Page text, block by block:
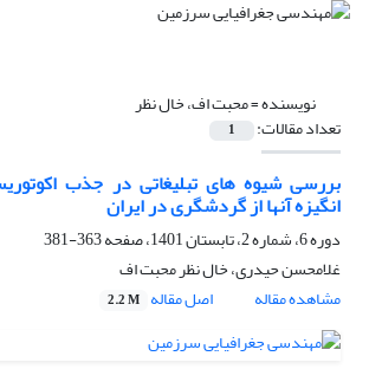
نویسنده =محبت اف، خال نظر
تعداد مقالات: 1
بررسی شیوه های تبلیغاتی در جذب
انگیزه آنها از گردشگری در ایران
دوره 6، شماره 2، تابستان 1401، صفحه
363-381
غلامحسن حیدری، خال نظر محبت اف
مشاهده مقاله
اصل مقاله 2.2 M